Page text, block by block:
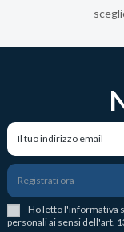
Registrati ora
Ho letto l'informativa
personali ai sensi dell'art.